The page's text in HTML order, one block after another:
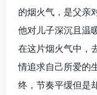
的烟火气，是父亲
他对儿子深沉且温
在这片烟火气中，
情追求自己所爱的
终，节奏平缓但是